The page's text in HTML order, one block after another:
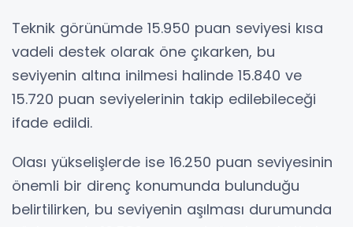
Teknik görünümde 15.950 puan seviyesi kısa
vadeli destek olarak öne çıkarken, bu
seviyenin altına inilmesi halinde 15.840 ve
15.720 puan seviyelerinin takip edilebileceği
ifade edildi.
Olası yükselişlerde ise 16.250 puan seviyesinin
önemli bir direnç konumunda bulunduğu
belirtilirken, bu seviyenin aşılması durumunda